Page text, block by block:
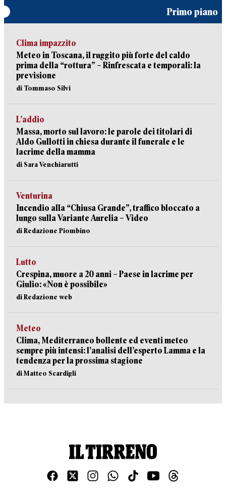
Primo piano
Clima impazzito
Meteo in Toscana, il ruggito più forte del caldo
prima della “rottura” – Rinfrescata e temporali: la
previsione
di Tommaso Silvi
L’addio
Massa, morto sul lavoro: le parole dei titolari di
Aldo Gullotti in chiesa durante il funerale e le
lacrime della mamma
di Sara Venchiarutti
Venturina
Incendio alla “Chiusa Grande”, traffico bloccato a
lungo sulla Variante Aurelia – Video
di Redazione Piombino
Lutto
Crespina, muore a 20 anni – Paese in lacrime per
Giulio: «Non è possibile»
di Redazione web
Meteo
Clima, Mediterraneo bollente ed eventi meteo
sempre più intensi: l’analisi dell’esperto Lamma e la
tendenza per la prossima stagione
di Matteo Scardigli